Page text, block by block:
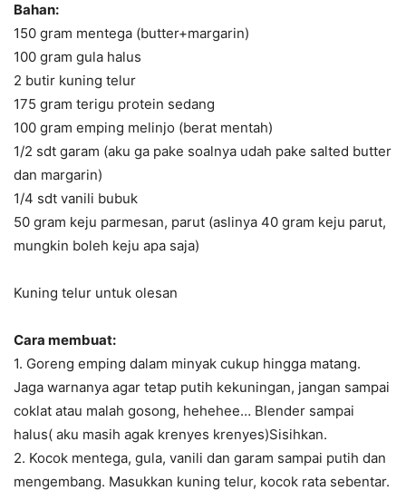
Bahan:
150 gram mentega (butter+margarin)
100 gram gula halus
2 butir kuning telur
175 gram terigu protein sedang
100 gram emping melinjo (berat mentah)
1/2 sdt garam (aku ga pake soalnya udah pake salted butter
dan margarin)
1/4 sdt vanili bubuk
50 gram keju parmesan, parut (aslinya 40 gram keju parut,
mungkin boleh keju apa saja)
Kuning telur untuk olesan
Cara membuat:
1. Goreng emping dalam minyak cukup hingga matang.
Jaga warnanya agar tetap putih kekuningan, jangan sampai
coklat atau malah gosong, hehehee… Blender sampai
halus( aku masih agak krenyes krenyes)Sisihkan.
2. Kocok mentega, gula, vanili dan garam sampai putih dan
mengembang. Masukkan kuning telur, kocok rata sebentar.